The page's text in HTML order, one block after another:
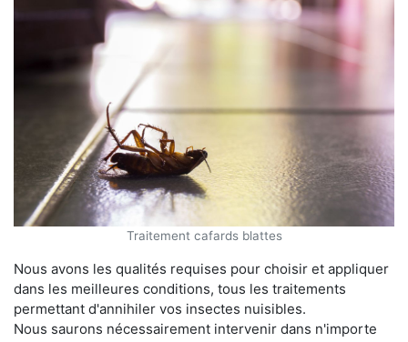
Traitement cafards blattes
Nous avons les qualités requises pour choisir et appliquer
dans les meilleures conditions, tous les traitements
permettant d'annihiler vos insectes nuisibles.
Nous saurons nécessairement intervenir dans n'importe